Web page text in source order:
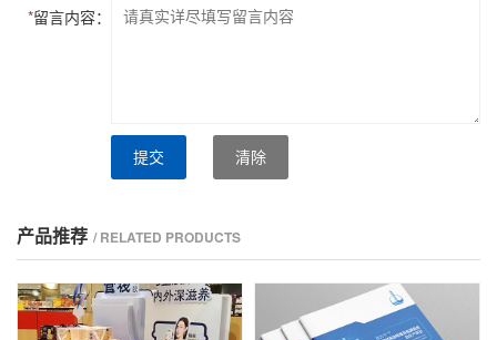
*留言内容：
提交 清除
产品推荐 / RELATED PRODUCTS